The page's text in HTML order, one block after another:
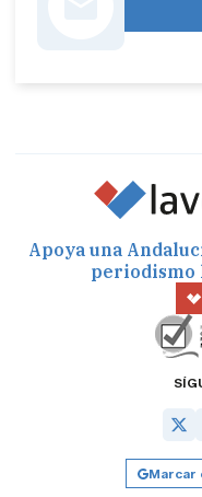
Apoya una
periodismo
Marcar